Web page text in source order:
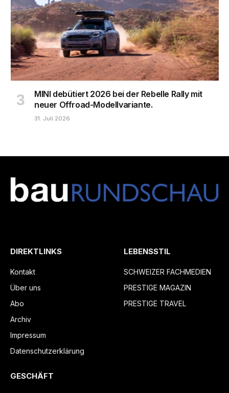
MINI debütiert 2026 bei der Rebelle Rally mit
neuer Offroad-Modellvariante.
31. Juli 2026
DIREKTLINKS
Kontakt
Über uns
Abo
Archiv
Impressum
Datenschutzerklärung
LEBENSSTIL
SCHWEIZER FACHMEDIEN
PRESTIGE MAGAZIN
PRESTIGE TRAVEL
GESCHÄFT